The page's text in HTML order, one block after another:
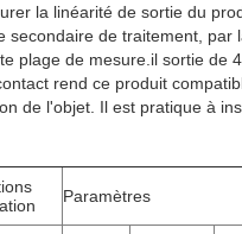
la linéarité de sortie du
secondaire de traitement,
plage de mesure.il sortie
rend ce produit
de l'objet. Il est pratique à
Paramètres